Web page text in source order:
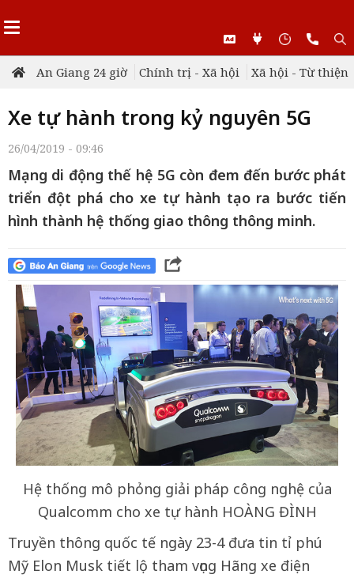
An Giang 24 giờ Chính trị - Xã hội Xã hội - Từ thiện
Xe tự hành trong kỷ nguyên 5G
26/04/2019 - 09:46
Mạng di động thế hệ 5G còn đem đến bước phát
triển đột phá cho xe tự hành tạo ra bước tiến
hình thành hệ thống giao thông thông minh.
Hệ thống mô phỏng giải pháp công nghệ của
Qualcomm cho xe tự hành HOÀNG ĐÌNH
Truyền thông quốc tế ngày 23-4 đưa tin tỉ phú
Mỹ Elon Musk tiết lộ tham vọng Hãng xe điện